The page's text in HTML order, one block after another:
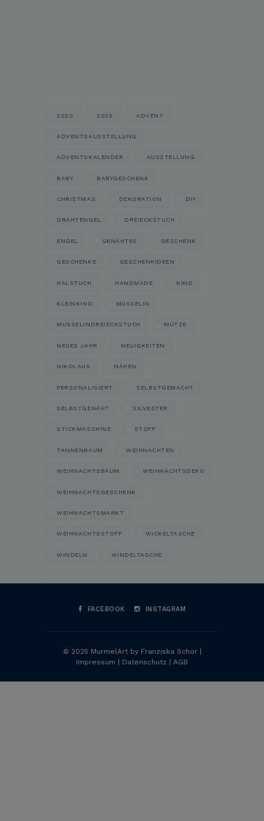
2020 2025 ADVENT
ADVENTSAUSSTELLUNG
ADVENTSKALENDER AUSSTELLUNG
BABY BABYGESCHENK
CHRISTMAS DEKORATION DIY
DRAHTENGEL DREIECKSTUCH
ENGEL GENÄHTES GESCHENK
GESCHENKE GESCHENKIDEEN
HALSTUCH HANDMADE KIND
KLEINKIND MUSSELIN
MUSSELINDREIECKSTUCH MÜTZE
NEUES JAHR NEUIGKEITEN
NIKOLAUS NÄHEN
PERSONALISIERT SELBSTGEMACHT
SELBSTGENÄHT SILVESTER
STICKMASCHINE STOFF
TANNENBAUM WEIHNACHTEN
WEIHNACHTSBAUM WEIHNACHTSDEKO
WEIHNACHTSGESCHENK
WEIHNACHTSMARKT
WEIHNACHTSSTOFF WICKELTASCHE
WINDELN WINDELTASCHE
FACEBOOK INSTAGRAM
© 2025 MurmelArt by Franziska Schor |
Impressum
Datenschutz AGB